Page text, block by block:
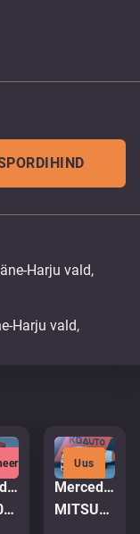
Harju vald,
Mercedes-Benz Actros 2658 6x4
PK 19001 / RETARDER / BOX L=6628 mm
Uus
Mercedes-Benz Antos 2532 6x2*4
MITSUBISHI TU85SA / BOX L=8539 mm